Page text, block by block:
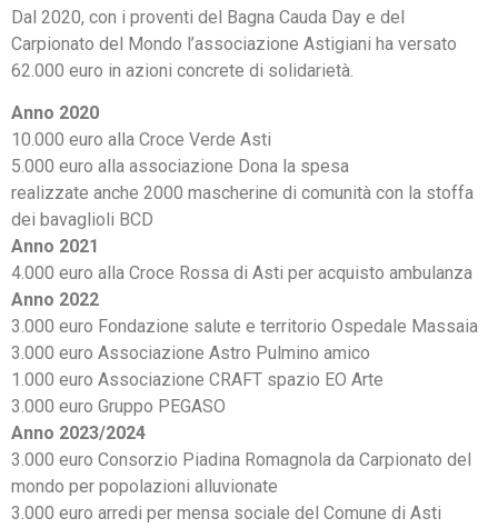
Dal 2020, con i proventi del Bagna Cauda Day e del
Carpionato del Mondo l’associazione Astigiani ha versato
62.000 euro in azioni concrete di solidarietà.
Anno 2020
10.000 euro alla Croce Verde Asti
5.000 euro alla associazione Dona la spesa
realizzate anche 2000 mascherine di comunità con la stoffa
dei bavaglioli BCD
Anno 2021
4.000 euro alla Croce Rossa di Asti per acquisto ambulanza
Anno 2022
3.000 euro Fondazione salute e territorio Ospedale Massaia
3.000 euro Associazione Astro Pulmino amico
1.000 euro Associazione CRAFT spazio EO Arte
3.000 euro Gruppo PEGASO
Anno 2023/2024
3.000 euro Consorzio Piadina Romagnola da Carpionato del
mondo per popolazioni alluvionate
3.000 euro arredi per mensa sociale del Comune di Asti